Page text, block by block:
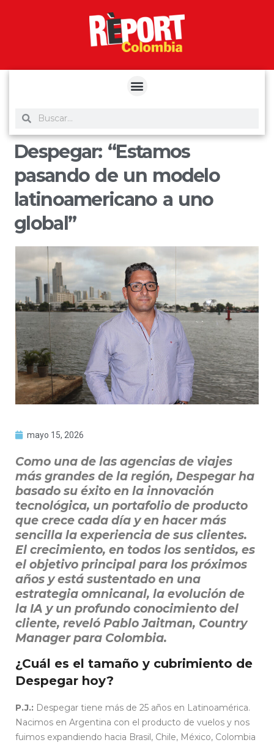
Despegar: “Estamos
pasando de un modelo
latinoamericano a uno
global”
mayo 15, 2026
Como una de las agencias de viajes
más grandes de la región, Despegar ha
basado su éxito en la innovación
tecnológica, un portafolio de producto
que crece cada día y en hacer más
sencilla la experiencia de sus clientes.
El crecimiento, en todos los sentidos, es
el objetivo principal para los próximos
años y está sustentado en una
estrategia omnicanal, la evolución de
la IA y un profundo conocimiento del
cliente, reveló Pablo Jaitman, Country
Manager para Colombia.
¿Cuál es el tamaño y cubrimiento de
Despegar hoy?
P.J.: Despegar tiene más de 25 años en Latinoamérica.
Nacimos en Argentina con el producto de vuelos y nos
fuimos expandiendo hacia Brasil, Chile, México, Colombia